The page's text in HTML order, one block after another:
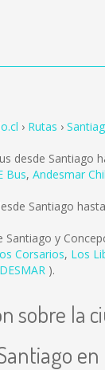
Rutas
desde Santiago
Bus, Andesmar
Santiago
Santiago y
Corsarios, Los
).
sobre la